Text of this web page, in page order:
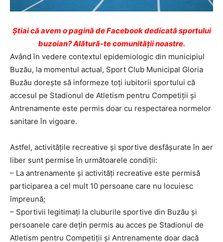
Ştiai că avem o pagină de Facebook dedicată sportului
buzoian? Alătură-te comunității noastre.
Având în vedere contextul epidemiologic din municipiul
Buzău, la momentul actual, Sport Club Municipal Gloria
Buzău dorește să informeze toți iubitorii sportului că
accesul pe Stadionul de Atletism pentru Competiții și
Antrenamente este permis doar cu respectarea normelor
sanitare în vigoare.
Astfel, activitățile recreative și sportive desfășurate în aer
liber sunt permise în următoarele condiții:
– La antrenamente și activități recreative este permisă
participarea a cel mult 10 persoane care nu locuiesc
împreună;
– Sportivii legitimați la cluburile sportive din Buzău și
persoanele care dețin permis au acces pe Stadionul de
Atletism pentru Competiții și Antrenamente doar dacă